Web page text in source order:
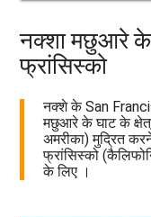
नक्शा मछुआरे के
फ्रांसिस्को
नक्शे के San
मछुआरे के घाट के
अमरीका) मुद्रित
फ्रांसिस्को
के लिए ।